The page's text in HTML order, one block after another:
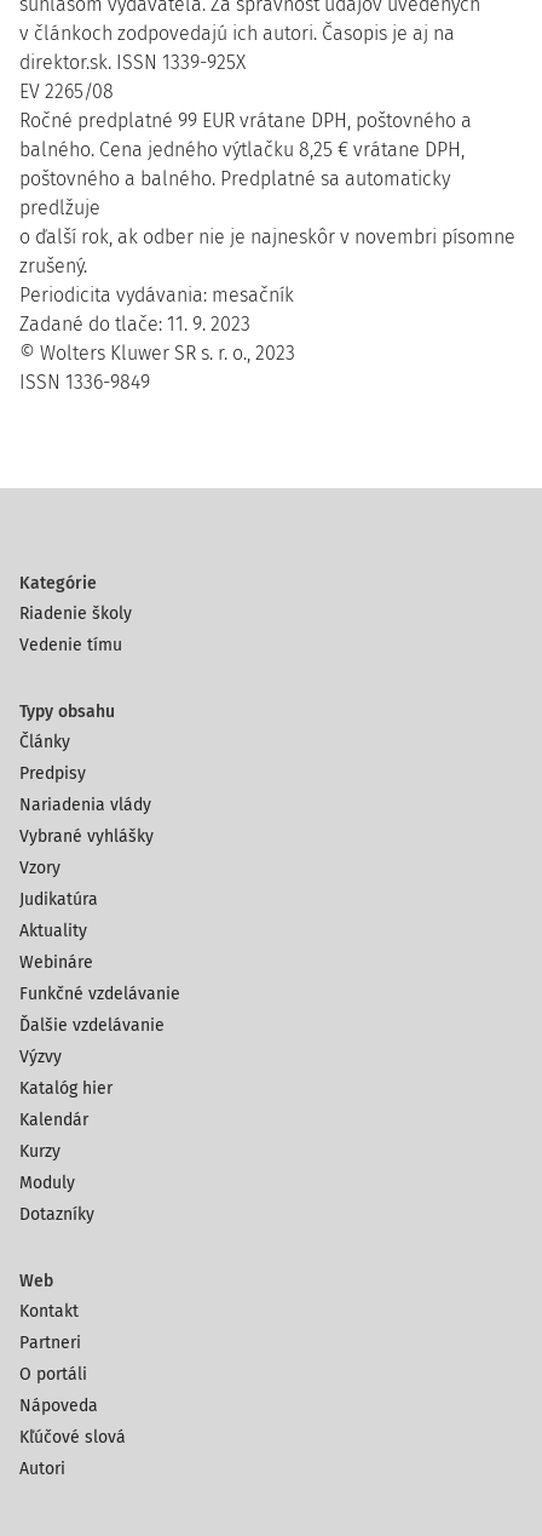
v článkoch zodpovedajú ich autori. Časopis je aj na
direktor.sk. ISSN 1339-925X
EV 2265/08
Ročné predplatné 99 EUR vrátane DPH, poštovného a
balného. Cena jedného výtlačku 8,25 € vrátane DPH,
poštovného a balného. Predplatné sa automaticky
predlžuje
o ďalší rok, ak odber nie je najneskôr v novembri písomne
zrušený.
Periodicita vydávania: mesačník
Zadané do tlače: 11. 9. 2023
© Wolters Kluwer SR s. r. o., 2023
ISSN 1336-9849
Kategórie
Riadenie školy
Vedenie tímu
Typy obsahu
Články
Predpisy
Nariadenia vlády
Vybrané vyhlášky
Vzory
Judikatúra
Aktuality
Webináre
Funkčné vzdelávanie
Ďalšie vzdelávanie
Výzvy
Katalóg hier
Kalendár
Kurzy
Moduly
Dotazníky
Web
Kontakt
Partneri
O portáli
Nápoveda
Kľúčové slová
Autori